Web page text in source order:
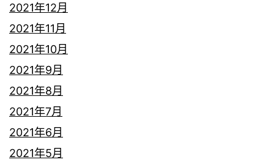
2021年12月
2021年11月
2021年10月
2021年9月
2021年8月
2021年7月
2021年6月
2021年5月